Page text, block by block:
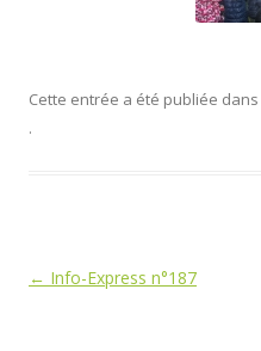
Cette entrée a été publiée dans
.
Navigation
← Info-Express n°187